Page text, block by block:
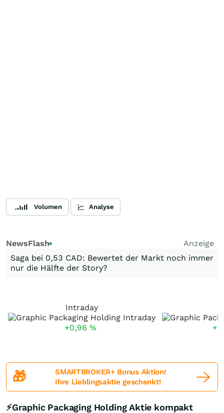
Volumen Analyse
NewsFlash
Anzeige
Saga bei 0,53 CAD: Bewertet der Markt noch immer
nur die Hälfte der Story?
Intraday
+0,96 %
🎁
SMARTBROKER+ Bonus Aktion!
Ihre Lieblingsaktie geschenkt!
⚡Graphic Packaging Holding Aktie kompakt